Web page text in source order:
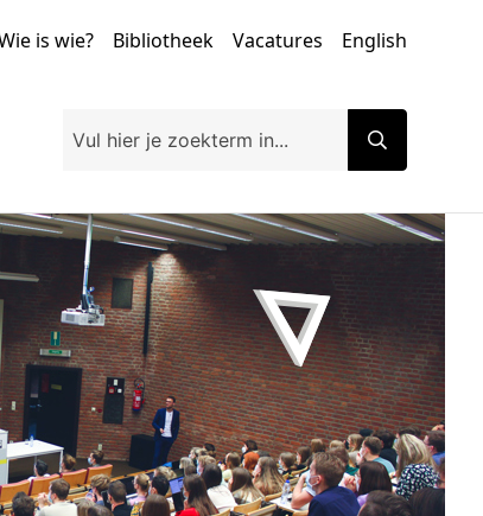
Wie is wie? Bibliotheek Vacatures English